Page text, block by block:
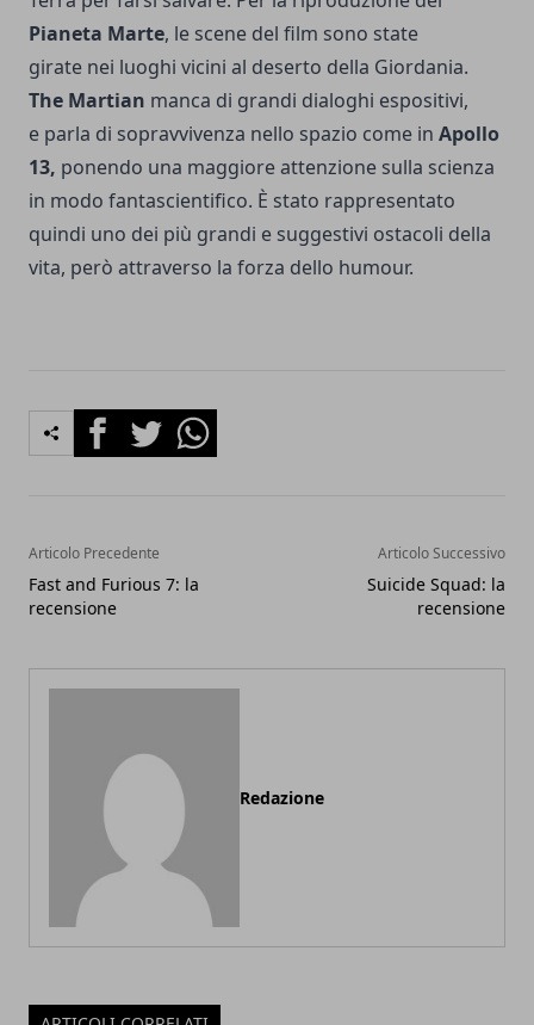
Pianeta Marte, le scene del film sono state
girate nei luoghi vicini al deserto della Giordania.
The Martian manca di grandi dialoghi espositivi,
e parla di sopravvivenza nello spazio come in Apollo
13, ponendo una maggiore attenzione sulla scienza
in modo fantascientifico. È stato rappresentato
quindi uno dei più grandi e suggestivi ostacoli della
vita, però attraverso la forza dello humour.
FacebookTwitterWhatsapp
Articolo Precedente
Fast and Furious 7: la
recensione
Articolo Successivo
Suicide Squad: la
recensione
Redazione